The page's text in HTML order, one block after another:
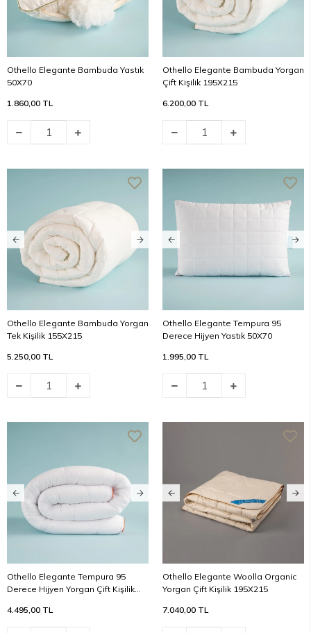
Othello Elegante Bambuda Yastık
50X70
1.860,00 TL
Othello Elegante Bambuda Yorgan
Çift Kişilik 195X215
6.200,00 TL
Othello Elegante Bambuda Yorgan
Tek Kişilik 155X215
5.250,00 TL
Othello Elegante Tempura 95
Derece Hijyen Yastık 50X70
1.995,00 TL
Othello Elegante Tempura 95
Derece Hijyen Yorgan Çift Kişilik
4.495,00 TL
Othello Elegante Woolla Organic
Yorgan Çift Kişilik 195X215
7.040,00 TL